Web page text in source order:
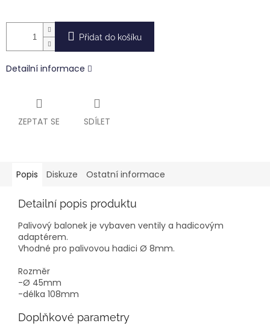
Přidat do košíku
Detailní informace
ZEPTAT SE SDÍLET
Popis Diskuze Ostatní informace
Detailní popis produktu
Palivový balonek je vybaven ventily a hadicovým
adaptérem.
Vhodné pro palivovou hadici Ø 8mm.
Rozměr
-Ø 45mm
-délka 108mm
Doplňkové parametry